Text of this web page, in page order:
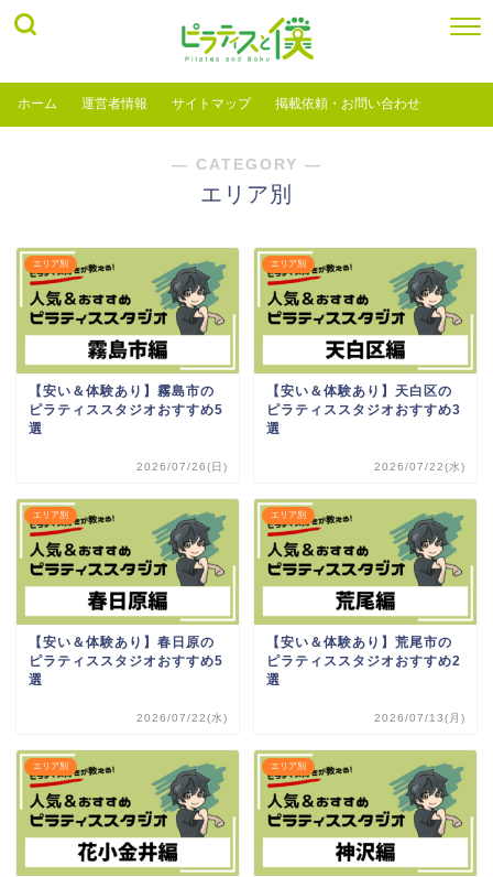
ホーム 運営者情報 サイトマップ 掲載依頼・お問い合わせ
― CATEGORY ―
エリア別
エリア別
【安い＆体験あり】霧島市の
ピラティススタジオおすすめ5
選
2026/07/26(日)
エリア別
【安い＆体験あり】天白区の
ピラティススタジオおすすめ3
選
2026/07/22(水)
エリア別
【安い＆体験あり】春日原の
ピラティススタジオおすすめ5
選
2026/07/22(水)
エリア別
【安い＆体験あり】荒尾市の
ピラティススタジオおすすめ2
選
2026/07/13(月)
エリア別 エリア別